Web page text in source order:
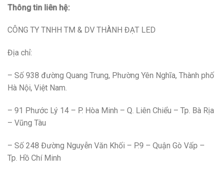
Thông tin liên hệ:
CÔNG TY TNHH TM & DV THÀNH ĐẠT LED
Địa chỉ:
– Số 938 đường Quang Trung, Phường Yên Nghĩa, Thành phố
Hà Nội, Việt Nam.
– 91 Phước Lý 14 – P. Hòa Minh – Q. Liên Chiểu – Tp. Bà Rịa
– Vũng Tàu
– Số 248 Đường Nguyễn Văn Khối – P.9 – Quận Gò Vấp –
Tp. Hồ Chí Minh